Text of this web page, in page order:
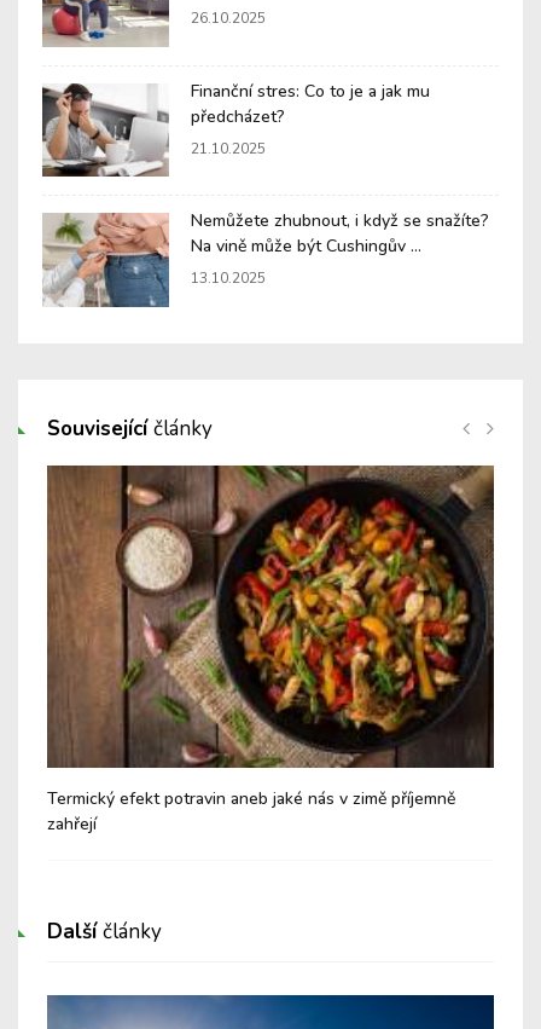
26.10.2025
Finanční stres: Co to je a jak mu
předcházet?
21.10.2025
Nemůžete zhubnout, i když se snažíte?
Na vině může být Cushingův ...
13.10.2025
Souvisejícíčlánky
Termický efekt potravin aneb jaké nás v zimě příjemně
zahřejí
Dalšíčlánky